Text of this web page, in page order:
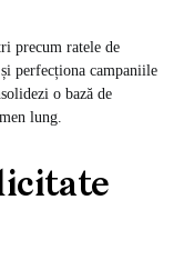
precum ratele de
perfecționa campaniile
o bază de
lung.